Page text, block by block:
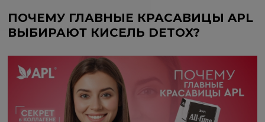
ПОЧЕМУ ГЛАВНЫЕ КРАСАВИЦЫ APL
ВЫБИРАЮТ КИСЕЛЬ DETOX?